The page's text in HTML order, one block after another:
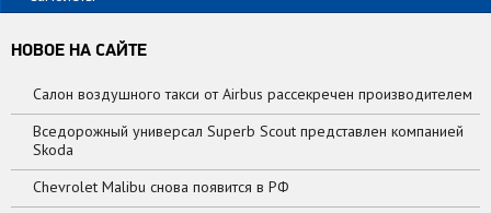
НОВОЕ НА САЙТЕ
Салон воздушного такси от Airbus рассекречен производителем
Вседорожный универсал Superb Scout представлен компанией
Skoda
Chevrolet Malibu снова появится в РФ